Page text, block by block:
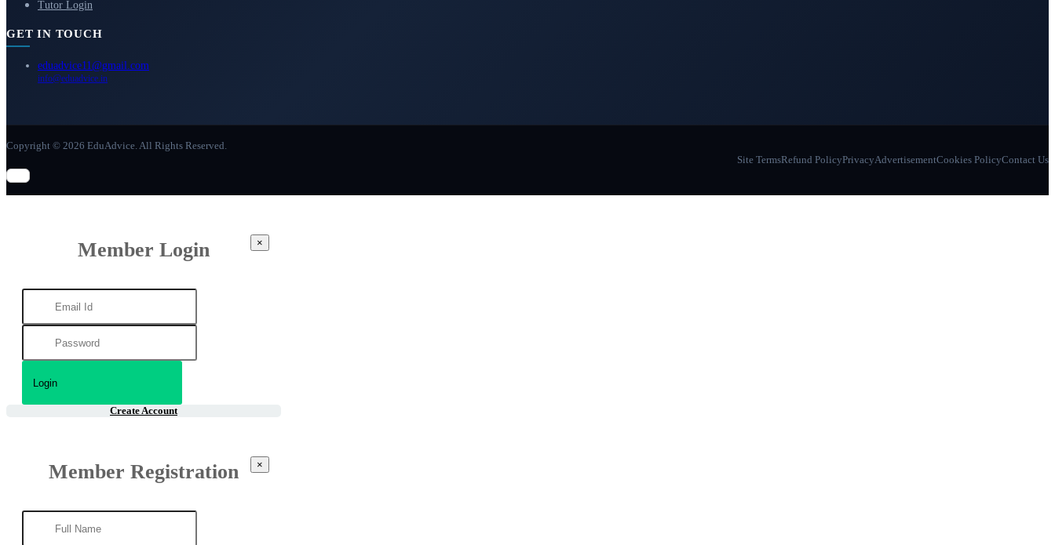
Tutor Login
GET IN TOUCH
eduadvice11@gmail.com
info@eduadvice.in
Copyright © 2026 EduAdvice. All Rights Reserved.
Site TermsRefund PolicyPrivacyAdvertisementCookies PolicyContact Us
Member Login ×
Create Account
Member Registration ×